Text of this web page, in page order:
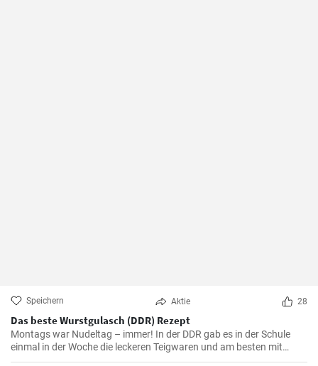
Speichern Aktie 28
Das beste Wurstgulasch (DDR) Rezept
Montags war Nudeltag – immer! In der DDR gab es in der Schule
einmal in der Woche die leckeren Teigwaren und am besten mit
Wurstgulasch .Das Gulasch mit Paprika und Würstchen ist sehr